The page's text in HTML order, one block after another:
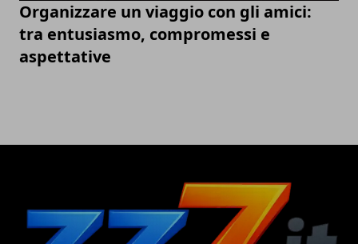
Organizzare un viaggio con gli amici:
tra entusiasmo, compromessi e
aspettative